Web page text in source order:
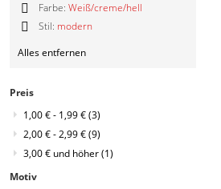
Farbe: Weiß/creme/hell
Diesen
entfernen
Stil: modern
Artikel
Alles entfernen
Preis
1,00 €- 1,99 €(3)
2,00 €-2,99 €(9)
3,00 € und höher(1)
Motiv